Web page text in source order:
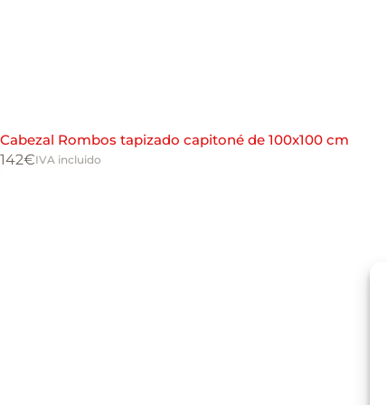
Cabezal Rombos tapizado capitoné de 100x100 cm
142€IVA incluido